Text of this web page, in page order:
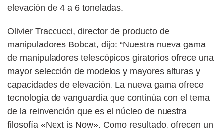
elevación de 4 a 6 toneladas.
Olivier Traccucci, director de producto de
manipuladores Bobcat, dijo: “Nuestra nueva gama
de manipuladores telescópicos giratorios ofrece una
mayor selección de modelos y mayores alturas y
capacidades de elevación. La nueva gama ofrece
tecnología de vanguardia que continúa con el tema
de la reinvención que es el núcleo de nuestra
filosofía «Next is Now». Como resultado, ofrecen un